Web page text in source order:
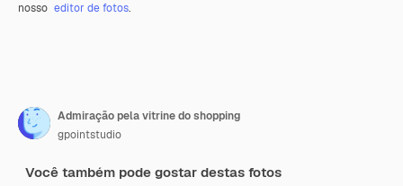
nosso editor de fotos.
Admiração pela vitrine do shopping
gpointstudio
Você também pode gostar destas fotos